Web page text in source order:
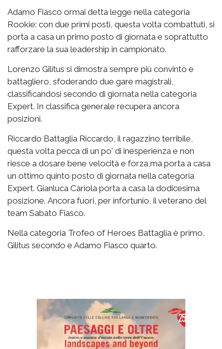
Adamo Fiasco ormai detta legge nella categoria
Rookie: con due primi posti, questa volta combattuti, si
porta a casa un primo posto di giornata e soprattutto
rafforzare la sua leadership in campionato.
Lorenzo Gilitus si dimostra sempre più convinto e
battagliero, sfoderando due gare magistrali,
classificandosi secondo di giornata nella categoria
Expert. In classifica generale recupera ancora
posizioni.
Riccardo Battaglia Riccardo, il ragazzino terribile,
questa volta pecca di un po' di inesperienza e non
riesce a dosare bene velocità e forza,ma porta a casa
un ottimo quinto posto di giornata nella categoria
Expert. Gianluca Cariola porta a casa la dodicesima
posizione. Ancora fuori, per infortunio, il veterano del
team Sabato Fiasco.
Nella categoria Trofeo of Heroes Battaglia è primo,
Gilitus secondo e Adamo Fiasco quarto.